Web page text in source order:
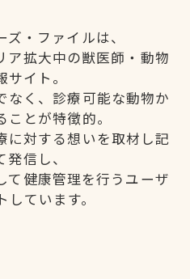
・ファイルは、
ア拡大中の獣医師・動物
イト。
なく、診療可能な動物か
とが特徴的。
に対する想いを取材し記
発信し、
て健康管理を行うユーザ
ています。